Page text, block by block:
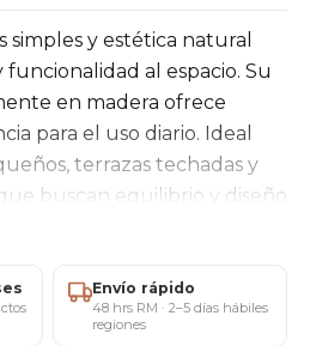
simples y estética natural
al espacio. Su
en madera ofrece
para el uso diario. Ideal
terrazas techadas y
buscan equilibrio y diseño
Envío rápido
48 hrs RM · 2–5 días hábiles
regiones